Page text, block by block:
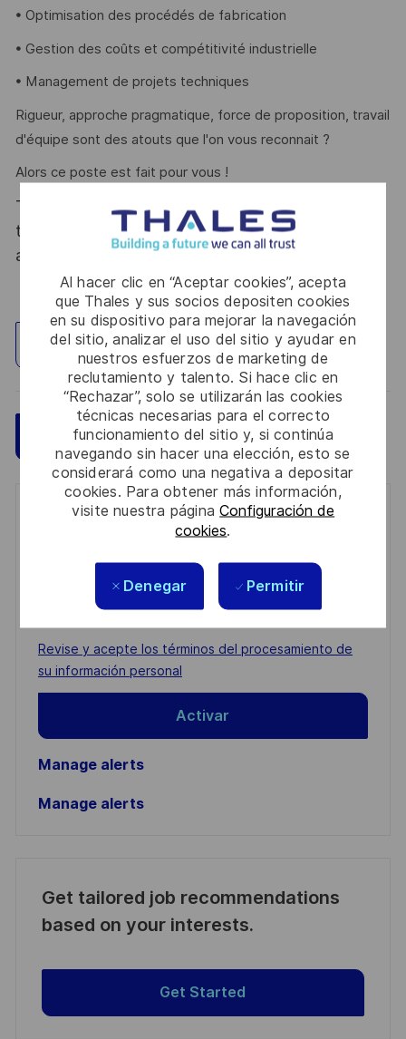
Al hacer clic en “Aceptar cookies”, acepta
que Thales y sus socios depositen cookies
en su dispositivo para mejorar la navegación
del sitio, analizar el uso del sitio y ayudar en
nuestros esfuerzos de marketing de
reclutamiento y talento. Si hace clic en
“Rechazar”, solo se utilizarán las cookies
técnicas necesarias para el correcto
funcionamiento del sitio y, si continúa
navegando sin hacer una elección, esto se
considerará como una negativa a depositar
cookies. Para obtener más información,
visite nuestra páginaConfiguración de
cookies.
Denegar Permitir
• Optimisation des procédés de fabrication
• Gestion des coûts et compétitivité industrielle
• Management de projets techniques
Rigueur, approche pragmatique, force de proposition, travail
d'équipe sont des atouts que l'on vous reconnait ?
Alors ce poste est fait pour vous !
Thales, entreprise Handi-Engagée, reconnait
tous les talents. La diversité est notre meilleur
atout. Postulez et rejoignez nous !
Explorar ubicación
Aplicar ahora Guardar
Get notified for similar jobs
address
(Required)
Required
Revise y acepte los términos del procesamiento de
su información personal
Activar
Manage alerts
Manage alerts
Get tailored job recommendations
based on your interests.
Get Started